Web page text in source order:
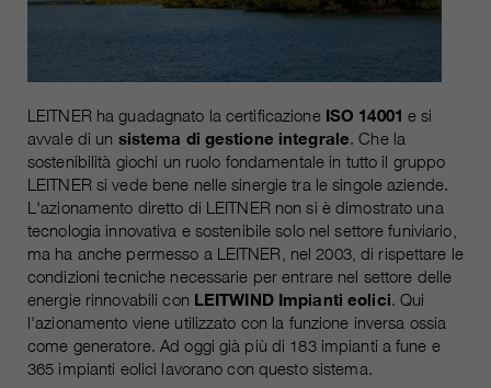
LEITNER ha guadagnato la certificazione ISO 14001 e si
avvale di un sistema di gestione integrale. Che la
sostenibilità giochi un ruolo fondamentale in tutto il gruppo
LEITNER si vede bene nelle sinergie tra le singole aziende.
L'azionamento diretto di LEITNER non si è dimostrato una
tecnologia innovativa e sostenibile solo nel settore funiviario,
ma ha anche permesso a LEITNER, nel 2003, di rispettare le
condizioni tecniche necessarie per entrare nel settore delle
energie rinnovabili con LEITWIND Impianti eolici. Qui
l'azionamento viene utilizzato con la funzione inversa ossia
come generatore. Ad oggi già più di 183 impianti a fune e
365 impianti eolici lavorano con questo sistema.
attuale
causato dallo spam-bot.
Nome cookie_optin
fornitore sgalinski Cookie Opt In
durata 30 giorni
obiettivo
Salva le impostazioni del cookie
selezionate dall'utente.
_ga, _gid, _gat, __utma, __utmb,
durata
variano da 2 anni a 6 mesi o ancora
di più.
obiettivo
Questi cookie sono utilizzati da
Google Analytics per raccogliere
diversi tipi di informazioni sull'uso,
comprese le informazioni personali
e non personali. Ulteriori
informazioni sono disponibili nelle
direttive sulla protezione dei dati di
Google Analytics all'indirizzo
piú informazioni sul cookie